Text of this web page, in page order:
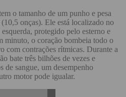
o tamanho de um punho e pesa
onças). Ele está localizado no
protegido pelo esterno e
minuto, o coração bombeia todo o
com contrações rítmicas. Durante a
bate três bilhões de vezes e
de sangue, um desempenho
motor pode igualar.